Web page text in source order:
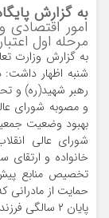
به گزارش
امور اقتصادی
مرحله اول
به گزارش وزارت
شنبه اظهار
رهبر شهید(ره) و
و مصوبه شورای
بهبود وضعیت
شورای عالی
خانواده و ارتقای
تخصیص منابع
پایان ۲ سالگی فرزند مشمول طرح هستند.